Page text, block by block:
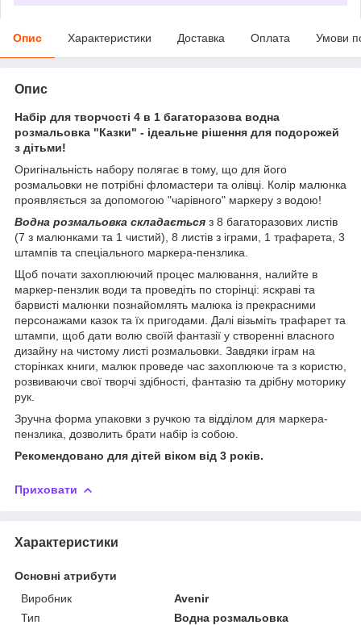
Опис Характеристики Доставка Оплата Умови
Опис
Набір для творчості 4 в 1 багаторазова водна
розмальовка "Казки" - ідеальне рішення для подорожей
з дітьми!
Оригінальність набору полягає в тому, що для його
розмальовки не потрібні фломастери та олівці. Колір малюнка
проявляється за допомогою "чарівного" маркеру з водою!
Водна розмальовка складається з 8 багаторазових листів
(7 з малюнками та 1 чистий), 8 листів з іграми, 1 трафарета, 3
штампів та спеціального маркера-пензлика.
Щоб почати захоплюючий процес малювання, налийте в
маркер-пензлик води та проведіть по сторінці: яскраві та
барвисті малюнки познайомлять малюка із прекрасними
персонажами казок та їх пригодами. Далі візьміть трафарет та
штампи, щоб дати волю своїй фантазії у створенні власного
дизайну на чистому листі розмальовки. Завдяки іграм на
сторінках книги, малюк проведе час захоплююче та з користю,
розвиваючи свої творчі здібності, фантазію та дрібну моторику
рук.
Зручна форма упаковки з ручкою та відділом для маркера-
пензлика, дозволить брати набір із собою.
Рекомендовано для дітей віком від 3 років.
Приховати
Характеристики
Основні атрибути
Виробник
Avenir
Тип
Водна розмальовка